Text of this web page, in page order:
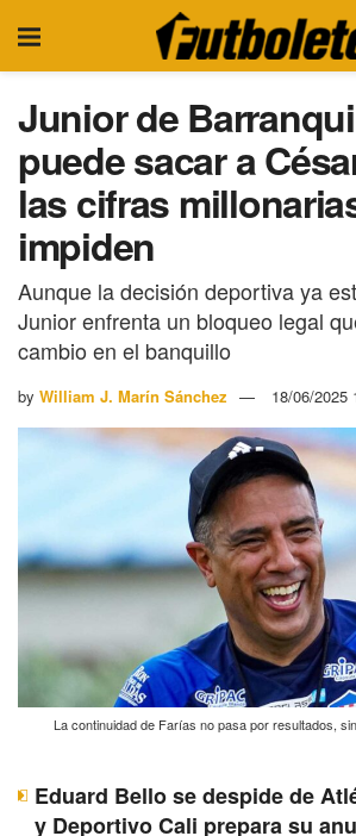
Junior de
puede sacar a
las cifras
impiden
Aunque la decisión deportiva ya
Junior enfrenta un bloqueo legal
cambio en el banquillo
by William J. Marín Sánchez 18/06/2025
La continuidad de Farías no pasa por resultados,
Eduard Bello se despide de
y Deportivo Cali prepara su